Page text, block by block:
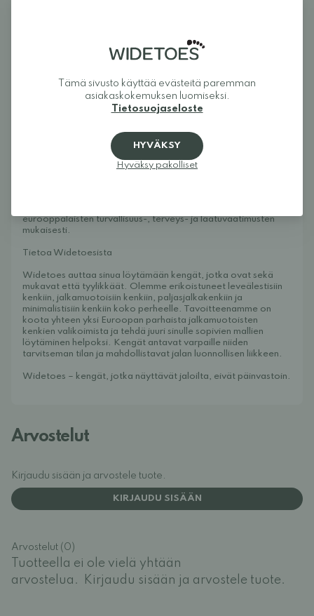
Hieman suurempi koko – tarkista kokotaulukko alla.
Froddo TEX Springon suosittu paljasjalkakenkä, joka antaa
jalkojen liikkua luonnollisesti ilman rajoituksia. Leveä
edistää lihasten aktivoitumista sekä tarjoaa parhaat
mahdolliset edellytykset hyvään tasapainoon ja motoriikkaan
lapsen leikkiessä. Ulkopohja on uritettu ja tarjoaa hyvän pidon
kaikenlaisessa säässä. Pitääkseen lämmön sisällä aina
ensilumen tuloon asti voi lisätä
villa-pohjallisen
Pyyhi kostealla liinalla.
eurooppalaisten turvallisuus-, terveys- ja laatuvaatimusten
mukaisesti.
Tietoa Widetoesista
Widetoes auttaa sinua löytämään kengät, jotka ovat sekä
mukavat että tyylikkäät. Olemme erikoistuneet leveälestisiin
kenkiin, jalkamuotoisiin kenkiin, paljasjalkakenkiin ja
minimalistisiin kenkiin koko perheelle. Tavoitteenamme on
koota yhteen yksi Euroopan parhaista jalkamuotoisten
kenkien valikoimista ja tehdä juuri sinulle sopivien mallien
löytäminen helpoksi. Kengät antavat varpaille niiden
tarvitseman tilan ja mahdollistavat jalan luonnollisen liikkeen.
Widetoes – kengät, jotka näyttävät jaloilta, eivät päinvastoin.
Arvostelut
Kirjaudu sisään ja arvostele tuote.
KIRJAUDU SISÄÄN
Arvostelut (0)
Tuotteella ei ole vielä yhtään
arvostelua.
Kirjaudu sisään ja arvostele tuote.
Tämä sivusto käyttää evästeitä paremman
asiakaskokemuksen luomiseksi.
Tietosuojaseloste
HYVÄKSY
Hyväksy pakolliset